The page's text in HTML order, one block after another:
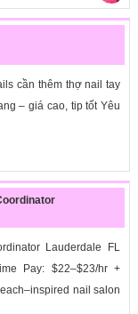
cần thêm thợ nail tay
– giá cao, tip tốt Yêu
Lauderdale FL
Pay: $22–$23/hr +
nail salon